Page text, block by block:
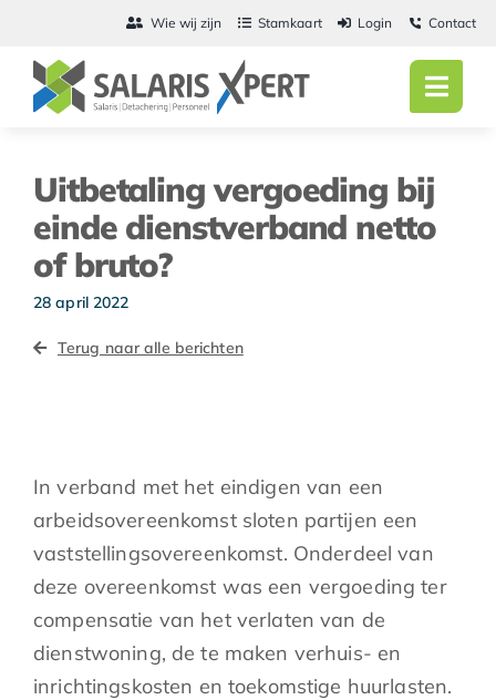
inhoud
Wie wij zijn Stamkaart Login Contact
Uitbetaling vergoeding bij
einde dienstverband netto
of bruto?
28 april 2022
Terug naar alle berichten
In verband met het eindigen van een
arbeidsovereenkomst sloten partijen een
vaststellingsovereenkomst. Onderdeel van
deze overeenkomst was een vergoeding ter
compensatie van het verlaten van de
dienstwoning, de te maken verhuis- en
inrichtingskosten en toekomstige huurlasten.